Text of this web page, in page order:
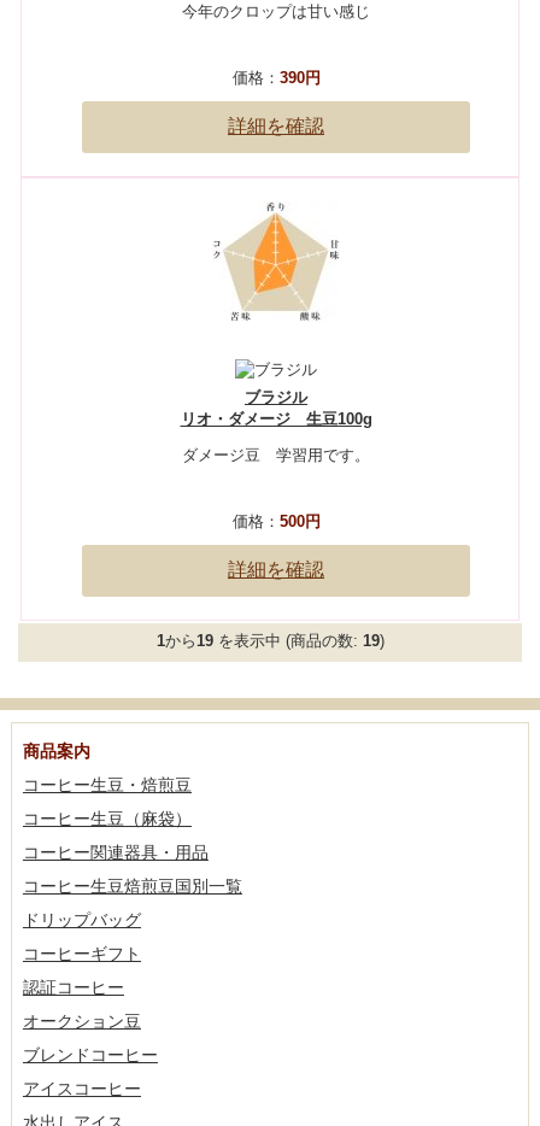
今年のクロップは甘い感じ
価格： 390円
詳細を確認
ブラジル
リオ・ダメージ 生豆100g
ダメージ豆 学習用です。
価格： 500円
詳細を確認
1から19を表示中 (商品の数: 19)
商品案内
コーヒー生豆・焙煎豆
コーヒー生豆（麻袋）
コーヒー関連器具・用品
コーヒー生豆焙煎豆国別一覧
ドリップバッグ
コーヒーギフト
認証コーヒー
オークション豆
ブレンドコーヒー
アイスコーヒー
水出しアイス